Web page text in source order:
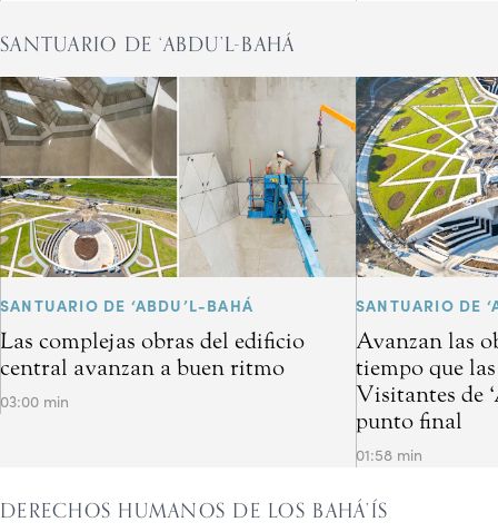
SANTUARIO DE ‘ABDU’L-BAHÁ
SANTUARIO DE ‘ABDU’L-BAHÁ
Las complejas obras del edificio
central avanzan a buen ritmo
03:00 min
SANTUARIO DE
Avanzan las
tiempo que
Visitantes de
punto final
01:58 min
DERECHOS HUMANOS DE LOS BAHÁ’ÍS